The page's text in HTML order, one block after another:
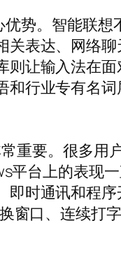
势。智能联想
关表达、网络
则让输入法在
和行业专有名
重要。很多用
平台上的表现
即时通讯和程
窗口、连续打